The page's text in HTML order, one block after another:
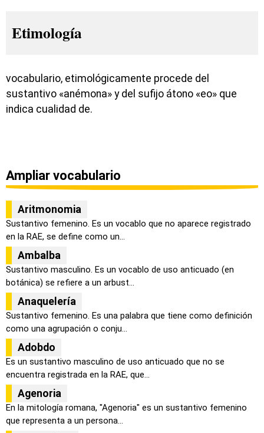
Etimología
vocabulario, etimológicamente procede del
sustantivo «anémona» y del sufijo átono «eo» que
indica cualidad de.
Ampliar vocabulario
Aritmonomia
Sustantivo femenino. Es un vocablo que no aparece registrado
en la RAE, se define como un...
Ambalba
Sustantivo masculino. Es un vocablo de uso anticuado (en
botánica) se refiere a un arbust...
Anaquelería
Sustantivo femenino. Es una palabra que tiene como definición
como una agrupación o conju...
Adobdo
Es un sustantivo masculino de uso anticuado que no se
encuentra registrada en la RAE, que...
Agenoria
En la mitología romana, "Agenoria" es un sustantivo femenino
que representa a un persona...